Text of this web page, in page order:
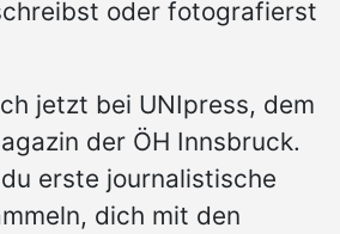
oder fotografierst
jetzt bei UNIpress, dem
der ÖH Innsbruck.
erste journalistische
dich mit den